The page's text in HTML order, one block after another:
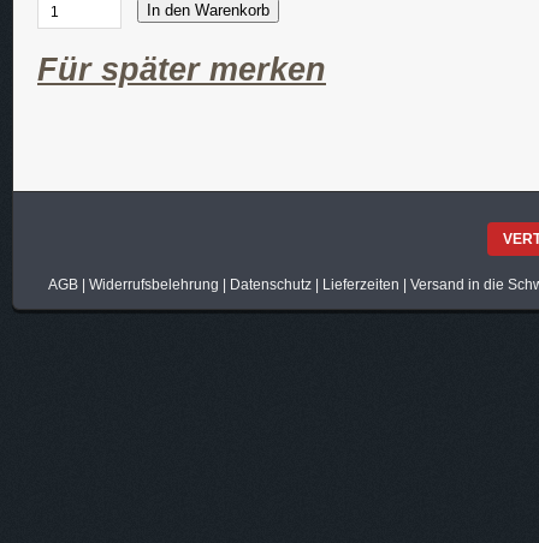
In den Warenkorb
Für später merken
AGB| Widerrufsbelehrung Datenschutz| Lieferzeiten Versand in die